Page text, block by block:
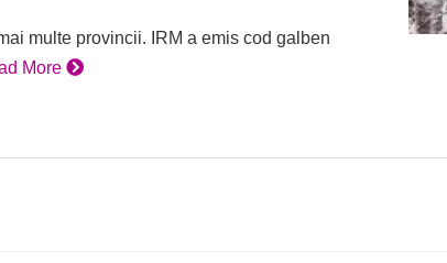
multe provincii. IRM a emis cod galben
More